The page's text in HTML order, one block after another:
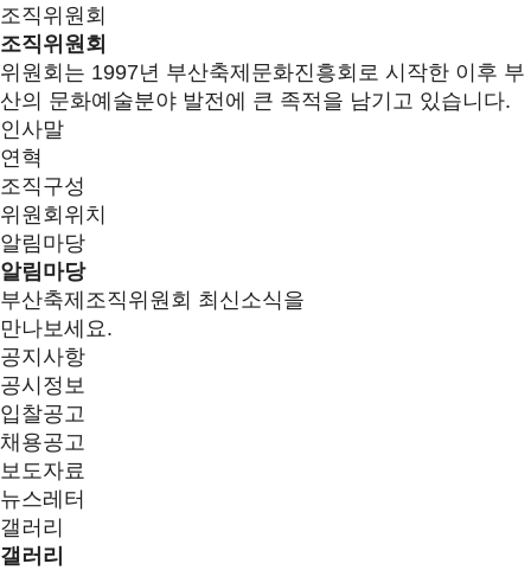
조직위원회
조직위원회
위원회는 1997년 부산축제문화진흥회로 시작한 이후 부
산의 문화예술분야 발전에 큰 족적을 남기고 있습니다.
인사말
연혁
조직구성
위원회위치
알림마당
알림마당
부산축제조직위원회 최신소식을
만나보세요.
공지사항
공시정보
입찰공고
채용공고
보도자료
뉴스레터
갤러리
갤러리